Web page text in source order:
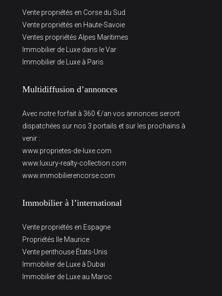
Vente propriétés en Corse du Sud
Vente propriétés en Haute-Savoie
Ventes propriétés Alpes Maritimes
Immobilier de Luxe dans le Var
Immobilier de Luxe à Paris
Multidiffusion d’annonces
Avec notre forfait à 360 €/an vos annonces seront
dispatchées sur nos 3 portails et sur les prochains à
venir :
www.proprietes-de-luxe.com
www.luxury-realty-collection.com
www.immobilierencorse.com
Immobilier à l’international
Vente propriétés en Espagne
Propriétés Ile Maurice
Vente penthouse États-Unis
Immobilier de Luxe à Dubai
Immobilier de Luxe au Maroc